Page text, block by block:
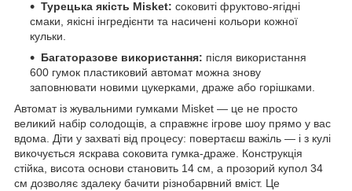
Турецька якість Misket: соковиті фруктово-ягідні
смаки, якісні інгредієнти та насичені кольори кожної
кульки.
Багаторазове використання: після використання
600 гумок пластиковий автомат можна знову
заповнювати новими цукерками, драже або горішками.
Автомат із жувальними гумками Misket — це не просто
великий набір солодощів, а справжнє ігрове шоу прямо у вас
вдома. Діти у захваті від процесу: повертаєш важіль — і з кулі
викочується яскрава соковита гумка-драже. Конструкція
стійка, висота основи становить 14 см, а прозорий купол 34
см дозволяє здалеку бачити різнобарвний вміст. Це